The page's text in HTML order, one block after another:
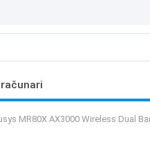
računari
MR80X AX3000 Wireless Dual